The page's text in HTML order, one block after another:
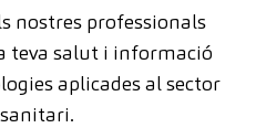
nostres professionals
teva salut i informació
aplicades al sector